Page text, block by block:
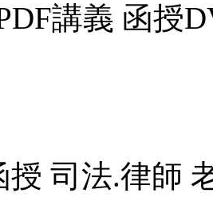
講義 函授
授 司法.律師